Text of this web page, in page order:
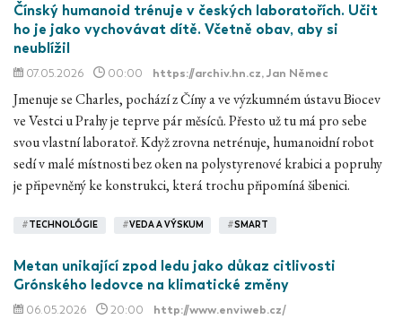
Čínský humanoid trénuje v českých laboratořích. Učit
ho je jako vychovávat dítě. Včetně obav, aby si
neublížil
07.05.2026 00:00 https://archiv.hn.cz, Jan Němec
Jmenuje se Charles, pochází z Číny a ve výzkumném ústavu Biocev
ve Vestci u Prahy je teprve pár měsíců. Přesto už tu má pro sebe
svou vlastní laboratoř. Když zrovna netrénuje, humanoidní robot
sedí v malé místnosti bez oken na polystyrenové krabici a popruhy
je připevněný ke konstrukci, která trochu připomíná šibenici.
#TECHNOLÓGIE #VEDA A VÝSKUM #SMART
Metan unikající zpod ledu jako důkaz citlivosti
Grónského ledovce na klimatické změny
06.05.2026 20:00 http://www.enviweb.cz/